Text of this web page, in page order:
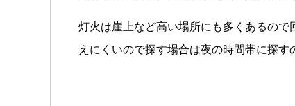
灯火は崖上など高い場所にも多くあるの
えにくいので探す場合は夜の時間帯に探す